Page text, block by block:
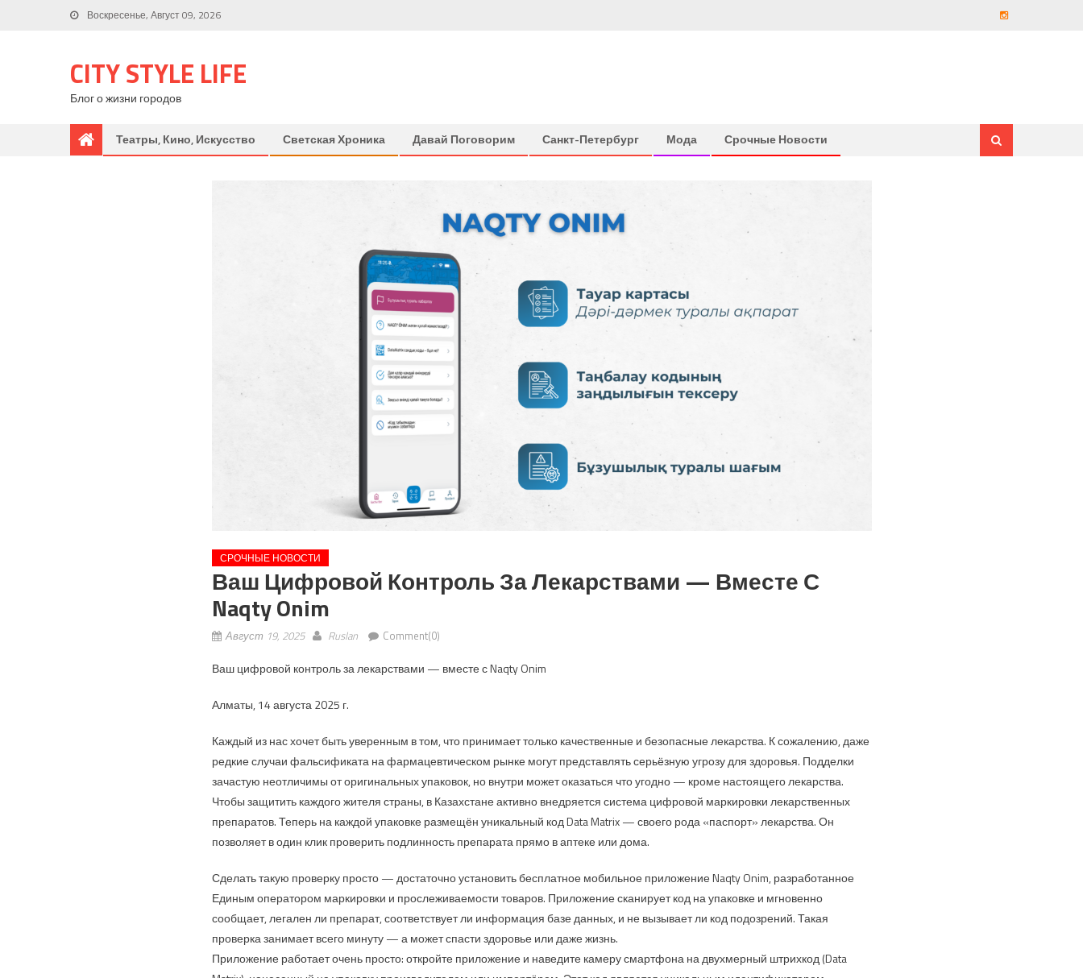
Воскресенье, Август 09, 2026
CITY STYLE LIFE
Блог о жизни городов
Театры, Кино, Искусство Светская Хроника Давай Поговорим Санкт-Петербург Мода Срочные Новости
СРОЧНЫЕ НОВОСТИ
Ваш Цифровой Контроль За Лекарствами — Вместе С
Naqty Onim
Август 19, 2025 Ruslan Comment(0)
Ваш цифровой контроль за лекарствами — вместе с Naqty Onim
Алматы, 14 августа 2025 г.
Каждый из нас хочет быть уверенным в том, что принимает только качественные и безопасные лекарства. К сожалению, даже
редкие случаи фальсификата на фармацевтическом рынке могут представлять серьёзную угрозу для здоровья. Подделки
зачастую неотличимы от оригинальных упаковок, но внутри может оказаться что угодно — кроме настоящего лекарства.
Чтобы защитить каждого жителя страны, в Казахстане активно внедряется система цифровой маркировки лекарственных
препаратов. Теперь на каждой упаковке размещён уникальный код Data Matrix — своего рода «паспорт» лекарства. Он
позволяет в один клик проверить подлинность препарата прямо в аптеке или дома.
Сделать такую проверку просто — достаточно установить бесплатное мобильное приложение Naqty Onim, разработанное
Единым оператором маркировки и прослеживаемости товаров. Приложение сканирует код на упаковке и мгновенно
сообщает, легален ли препарат, соответствует ли информация базе данных, и не вызывает ли код подозрений. Такая
проверка занимает всего минуту — а может спасти здоровье или даже жизнь.
Приложение работает очень просто: откройте приложение и наведите камеру смартфона на двухмерный штрихкод (Data